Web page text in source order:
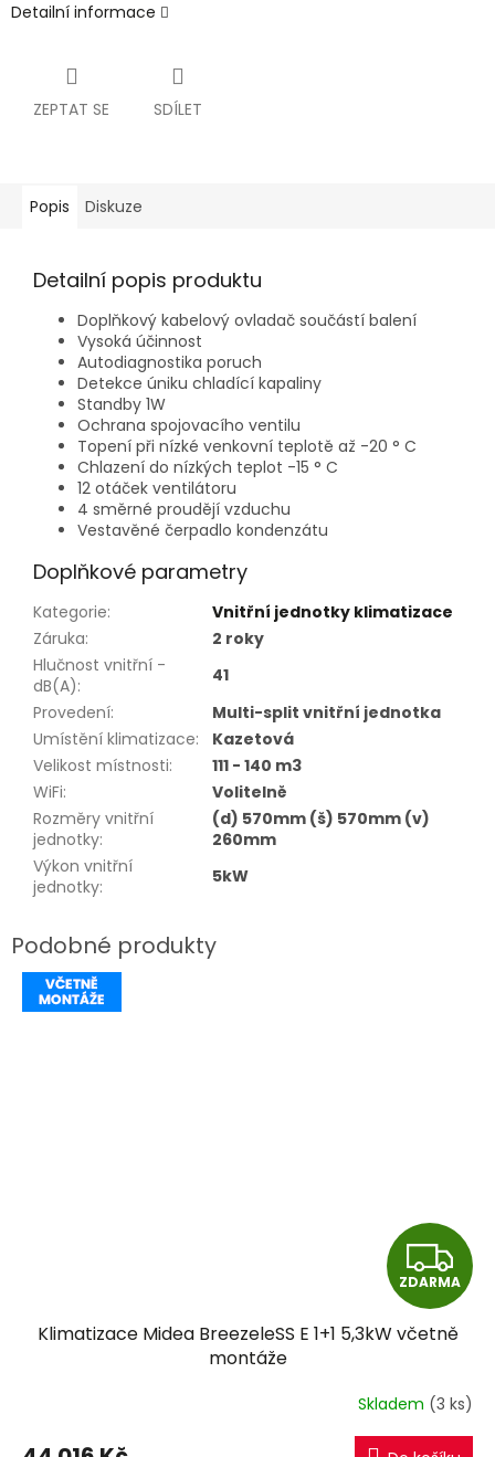
Detailní informace
ZEPTAT SE SDÍLET
Popis Diskuze
Detailní popis produktu
Doplňkový kabelový ovladač součástí balení
Vysoká účinnost
Autodiagnostika poruch
Detekce úniku chladící kapaliny
Standby 1W
Ochrana spojovacího ventilu
Topení při nízké venkovní teplotě až -20 ° C
Chlazení do nízkých teplot -15 ° C
12 otáček ventilátoru
4 směrné proudějí vzduchu
Vestavěné čerpadlo kondenzátu
Doplňkové parametry
Kategorie:
Vnitřní jednotky klimatizace
Záruka:
2 roky
Hlučnost vnitřní -
dB(A):
41
Provedení:
Multi-split vnitřní jednotka
Umístění klimatizace:
Kazetová
Velikost místnosti:
111 - 140 m3
WiFi:
Volitelně
Rozměry vnitřní
jednotky:
(d) 570mm (š) 570mm (v)
260mm
Výkon vnitřní
jednotky: 5kW
Z
D
A
R
M
ZDARMA
Klimatizace Midea BreezeleSS E 1+1 5,3kW včetně
montáže
Skladem (3 ks)